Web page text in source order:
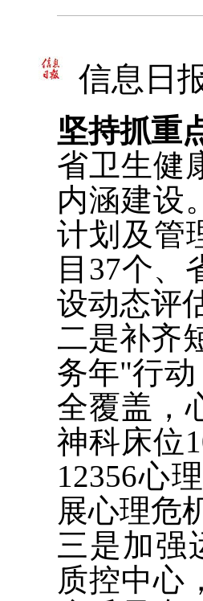
信息日
坚持抓重
省卫生健
内涵建设
计划及管
目37个、
设动态评
二是补齐
务年"行
全覆盖，
神科床位
12356心
展心理危
三是加强
质控中心